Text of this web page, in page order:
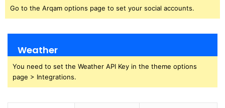
Go to the Arqam options page to set your social accounts.
Weather
You need to set the Weather API Key in the theme options
page > Integrations.